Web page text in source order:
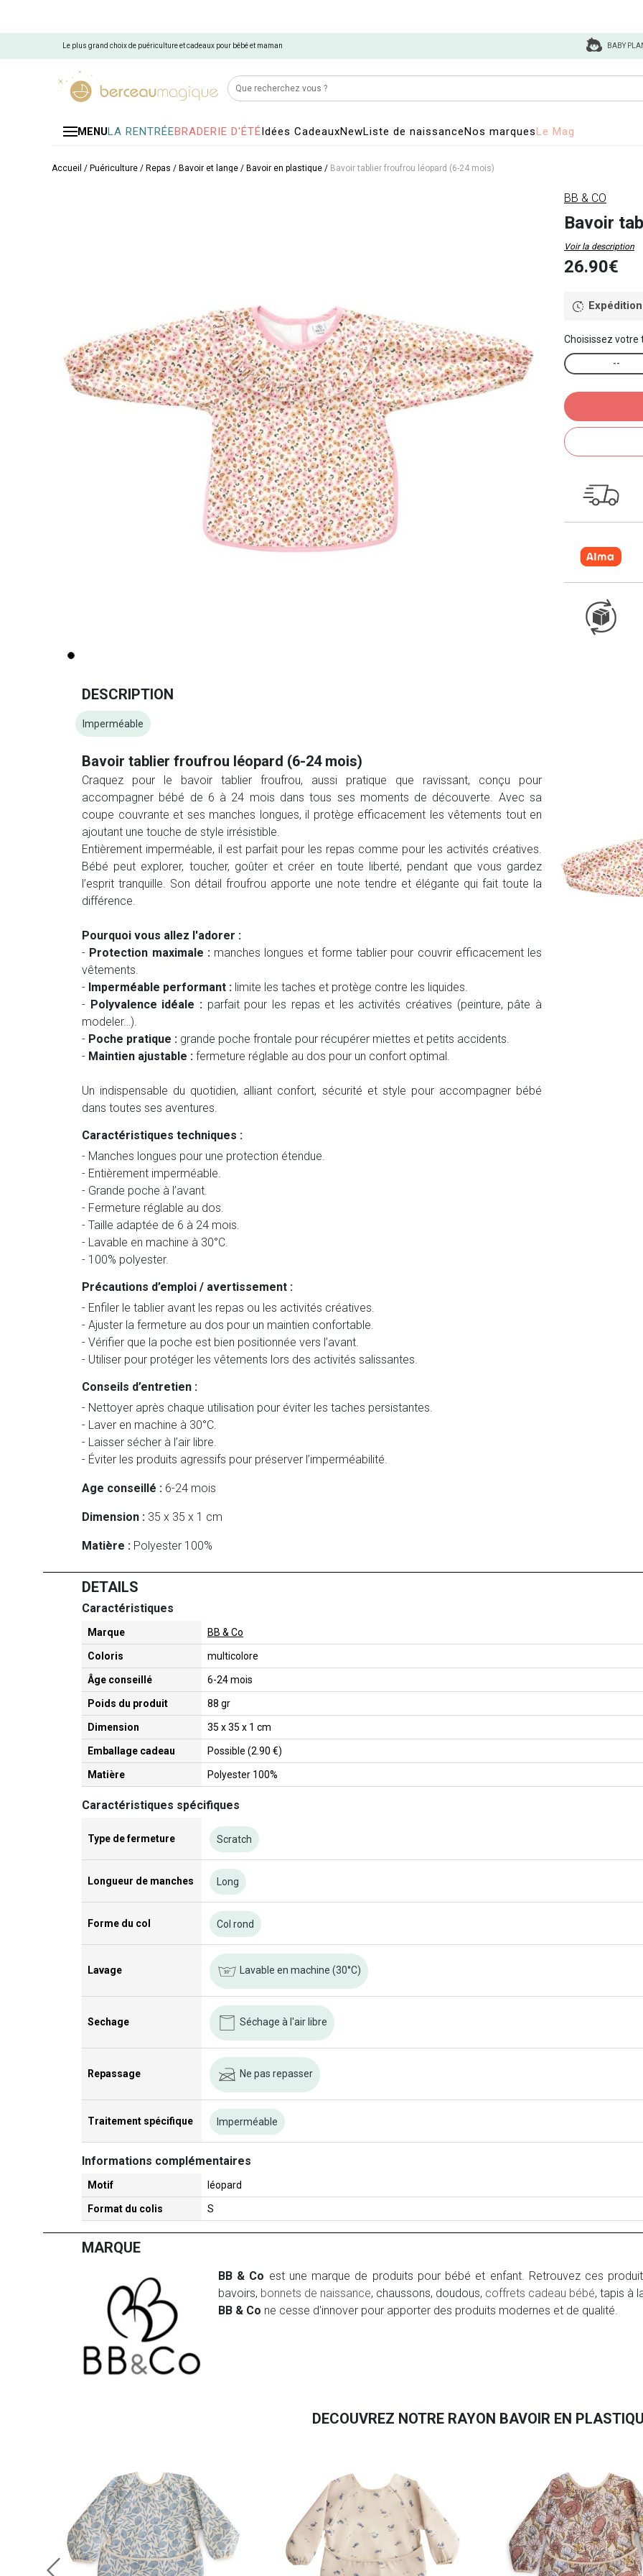
Le plus grand choix de puériculture et cadeaux pour bébé et maman BABY
MENULA RENTRÉEBRADERIE D'ÉTÉIdées CadeauxNewListe de naissanceNos marquesLe Mag
Accueil / Puériculture / Repas / Bavoir et lange / Bavoir en plastique / Bavoir tablier froufrou léopard (6-24 mois)
BB & CO
Bavoir
Voir la description
26.90€
Choisissez votre
--
DESCRIPTION
Imperméable
Bavoir tablier froufrou léopard (6-24 mois)
Craquez pour le bavoir tablier froufrou, aussi pratique que ravissant, conçu pour
accompagner bébé de 6 à 24 mois dans tous ses moments de découverte. Avec sa
coupe couvrante et ses manches longues, il protège efficacement les vêtements tout en
ajoutant une touche de style irrésistible.
Entièrement imperméable, il est parfait pour les repas comme pour les activités créatives.
Bébé peut explorer, toucher, goûter et créer en toute liberté, pendant que vous gardez
l’esprit tranquille. Son détail froufrou apporte une note tendre et élégante qui fait toute la
différence.
Pourquoi vous allez l'adorer :
- Protection maximale :manches longues et forme tablier pour couvrir efficacement les
vêtements.
- Imperméable performant : limite les taches et protège contre les liquides.
- Polyvalence idéale :parfait pour les repas et les activités créatives (peinture, pâte à
modeler…).
- Poche pratique : grande poche frontale pour récupérer miettes et petits accidents.
- Maintien ajustable : fermeture réglable au dos pour un confort optimal.
Un indispensable du quotidien, alliant confort, sécurité et style pour accompagner bébé
dans toutes ses aventures.
Caractéristiques techniques :
- Manches longues pour une protection étendue.
- Entièrement imperméable.
- Grande poche à l’avant.
- Fermeture réglable au dos.
- Taille adaptée de 6 à 24 mois.
- Lavable en machine à 30°C.
- 100% polyester.
Précautions d’emploi / avertissement :
- Enfiler le tablier avant les repas ou les activités créatives.
- Ajuster la fermeture au dos pour un maintien confortable.
- Vérifier que la poche est bien positionnée vers l’avant.
- Utiliser pour protéger les vêtements lors des activités salissantes.
Conseils d’entretien :
- Nettoyer après chaque utilisation pour éviter les taches persistantes.
- Laver en machine à 30°C.
- Laisser sécher à l’air libre.
- Éviter les produits agressifs pour préserver l’imperméabilité.
Age conseillé : 6-24 mois
Dimension : 35 x 35 x 1 cm
Matière : Polyester 100%
DETAILS
Caractéristiques
Marque BB & Co
Coloris multicolore
Âge conseillé 6-24 mois
Poids du produit 88 gr
Dimension 35 x 35 x 1 cm
Emballage cadeau Possible (2.90 €)
Matière Polyester 100%
Caractéristiques spécifiques
Type de fermeture Scratch
Longueur de manches Long
Forme du col Col rond
Lavage Lavable en machine (30°C)
Sechage Séchage à l'air libre
Repassage Ne pas repasser
Traitement spécifique Imperméable
Informations complémentaires
Motif léopard
Format du colis S
MARQUE
BB & Co est une marque de produits pour bébé et enfant. Retrouvez ces
bavoirs, bonnets de naissance, chaussons, doudous, coffrets cadeau bébé, tapis à
BB & Co ne cesse d'innover pour apporter des produits modernes et de qualité.
DECOUVREZ NOTRE RAYON BAVOIR EN